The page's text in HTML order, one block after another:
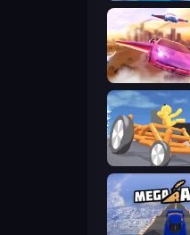
Ultimate
Draw Crash